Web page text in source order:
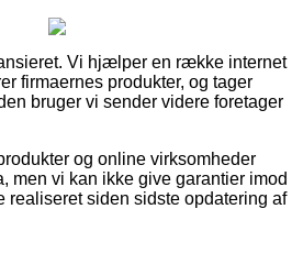
Vi hjælper en række internet
firmaernes produkter, og tager
bruger vi sender videre foretager
og online virksomheder
men vi kan ikke give garantier imod
realiseret siden sidste opdatering af